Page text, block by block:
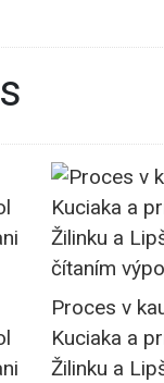
Proces v
Kuciaka a
Žilinku a